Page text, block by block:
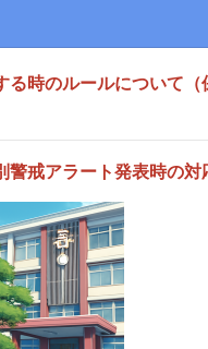
時のルールについて（
戒アラート発表時の対